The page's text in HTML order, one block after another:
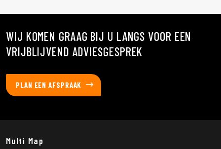
WIJ KOMEN GRAAG BIJ U LANGS VOOR EEN
VRIJBLIJVEND ADVIESGESPREK
PLAN EEN AFSPRAAK
Multi Map